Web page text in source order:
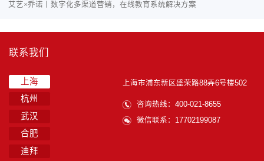
艾艺×乔诺丨数字化多渠道营销，在线教育系统解决方案
联系我们
上海
杭州
武汉
合肥
迪拜
上海市浦东新区盛荣路88弄6号楼502
咨询热线：400-021-8655
微信联系：17702199087